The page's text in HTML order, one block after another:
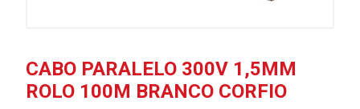
CABO PARALELO 300V 1,5MM
ROLO 100M BRANCO CORFIO